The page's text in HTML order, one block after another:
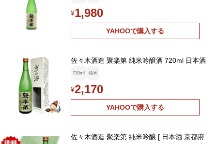
¥1,980
YAHOOで購入する
佐々木酒造 聚楽第 純米吟醸酒 720ml 日本酒
720ml 純米
¥2,170
YAHOOで購入する
佐々木酒造 聚楽第 純米吟醸 [ 日本酒 京都府